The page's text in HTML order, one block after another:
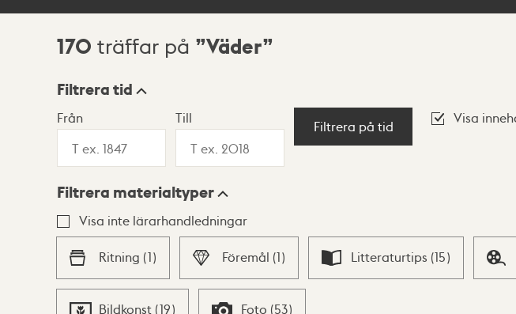
Sökresultat
170 träffar på Väder
Visningsläge
Lista Karta
Filtrera tid
Från Till
Filtrera på tid
Visa
Filtrera materialtyper
Visa inte lärarhandledningar
Ritning (1) Föremål (1) Litteraturtips (15)
Bildkonst (19) Foto (53)